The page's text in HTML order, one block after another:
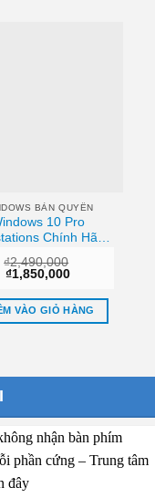
BẢN QUYỀN
10 Pro
Chính Hãng
TPHCM
₫2,490,000
Giá
gốc
là:
₫2,490,000.
₫1,850,000Giá
tại
là:
₫1,850,000.
VÀO GIỎ HÀNG